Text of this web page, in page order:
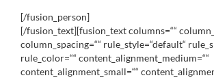
[/fusion_person]
[/fusion_text][fusion_text columns=““
column_spacing=““ rule_style=“default“
rule_color=““ content_alignment_medium=““
content_alignment_small=““